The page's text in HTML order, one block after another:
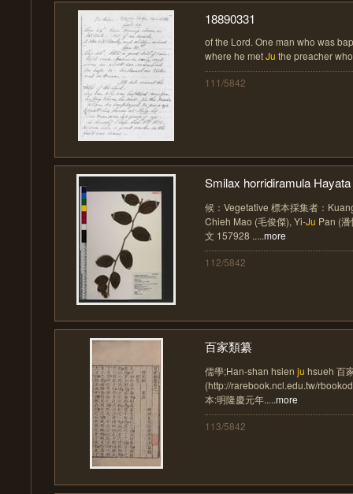
18890331
of the Lord. One man who was
where he metJu the preacher
111/5842
Smilax horridiramula
候：Vegetative 標本採集者：
Chieh Mao (毛俊傑), Yi-Ju Pan (
文 157928 .....more
112/5842
百家類纂
儒學;Han-shan hsien ju hsueh 百
(http://rarebook.ncl.edu.tw/
本:明隆慶元年.....more
113/5842